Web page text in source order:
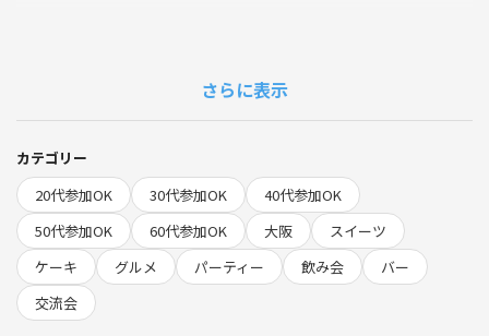
友人同士やカップル、ご夫婦での参加ももちろんOK！
1.神戸老舗60年のケーキ屋さん🎂のケーキを味わえる
2. 甘いものが好きな同世代の仲間と盛り上がれる🎈
3.本に囲まれたオシャレなBAR📕で、バーテンダーさん特製ドリンク飲
み放題🥤
4. 貸切なので、周りを気にせずリラックス
5.食べ物持ち寄りなので、好きなものを食べられる✨
◆当日の流れ
さらに表示
カテゴリー
20代参加OK
30代参加OK
40代参加OK
50代参加OK
60代参加OK 大阪
スイーツ
ケーキ
グルメ パーティー 飲み会
バー
交流会